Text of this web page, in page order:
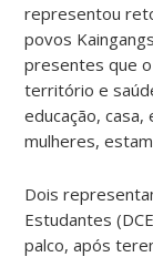
representou
povos
presentes que
território e
educação,
mulheres,
Dois
Estudantes
palco, após